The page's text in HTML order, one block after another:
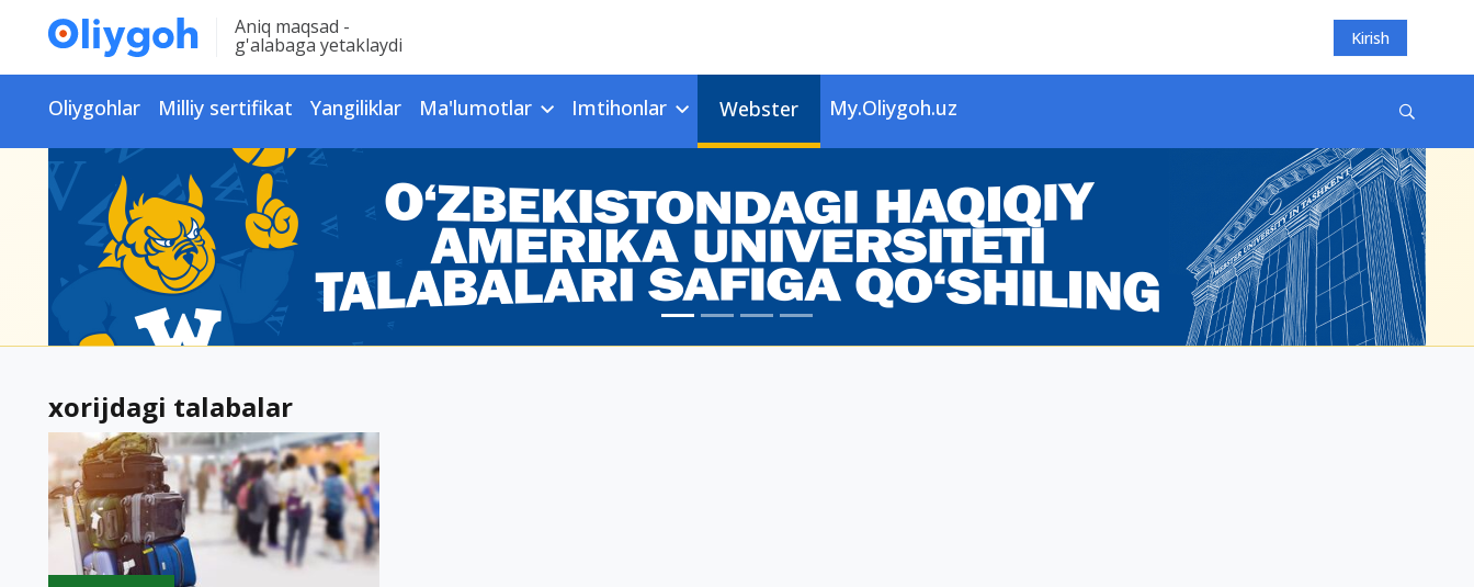
Aniq maqsad -
g'alabaga yetaklaydi Kirish
Oliygohlar Milliy sertifikat Yangiliklar Ma'lumotlar Imtihonlar Webster My.Oliygoh.uz
xorijdagi talabalar